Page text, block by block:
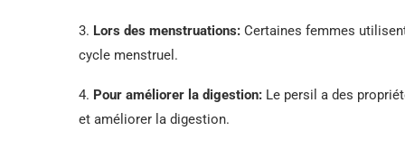
3. Lors des menstruations: Certaines femmes
cycle menstruel.
4. Pour améliorer la digestion: Le persil a des
et améliorer la digestion.